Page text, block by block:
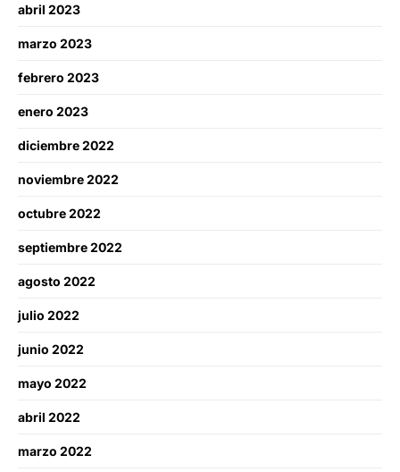
abril 2023
marzo 2023
febrero 2023
enero 2023
diciembre 2022
noviembre 2022
octubre 2022
septiembre 2022
agosto 2022
julio 2022
junio 2022
mayo 2022
abril 2022
marzo 2022